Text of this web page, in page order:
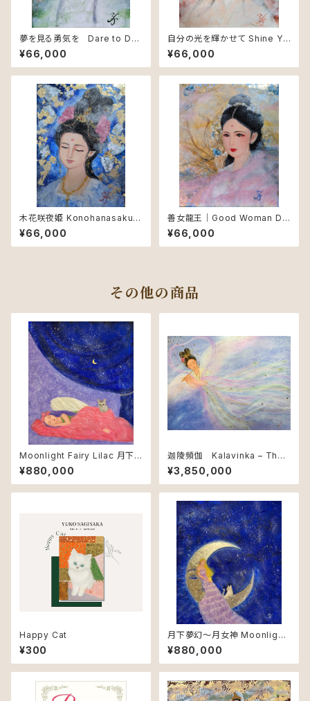
夢を見る勇気を Dare to Dre
am – Courage to Believe
¥66,000
自分の光を輝かせて Shine Yo
ur Light – Inner Radiance
¥66,000
木花咲夜姫 Konohanasakuy
a-hime – Blossom of Life
¥66,000
善女龍王｜Good Woman Dr
agon King
¥66,000
その他の商品
Moonlight Fairy Lilac 月下
夢幻～紫丁香花
¥880,000
迦陵頻伽 Kalavinka – The
Celestial Songbird
¥3,850,000
Happy Cat
¥300
月下夢幻～月女神 Moonlight
Goddess – Vision of the M
oon
¥880,000